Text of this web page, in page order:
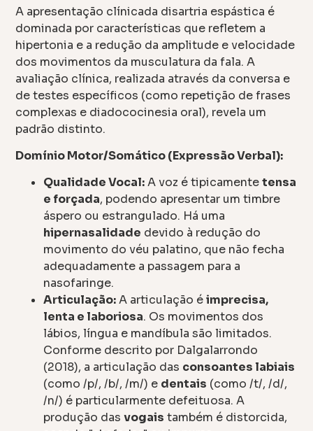
A apresentação clínicada disartria espástica é
dominada por características que refletem a
hipertonia e a redução da amplitude e velocidade
dos movimentos da musculatura da fala. A
avaliação clínica, realizada através da conversa e
de testes específicos (como repetição de frases
complexas e diadococinesia oral), revela um
padrão distinto.
Domínio Motor/Somático (Expressão Verbal):
Qualidade Vocal:A voz é tipicamentetensa
e forçada, podendo apresentar um timbre
áspero ou estrangulado. Há uma
hipernasalidade devido à redução do
movimento do véu palatino, que não fecha
adequadamente a passagem para a
nasofaringe.
Articulação:A articulação éimprecisa,
lenta e laboriosa. Os movimentos dos
lábios, língua e mandíbula são limitados.
Conforme descrito por Dalgalarrondo
(2018), a articulação das consoantes labiais
(como /p/, /b/, /m/) e dentais (como /t/, /d/,
/n/) é particularmente defeituosa. A
produção dasvogais também é distorcida,